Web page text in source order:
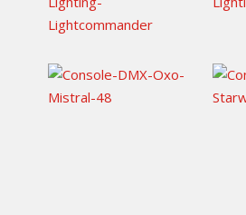
156,00€